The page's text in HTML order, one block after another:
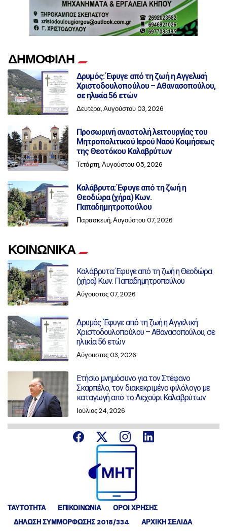
ΔΗΜΟΦΙΛΗ
Δρυμός: Έφυγε από τη ζωή η Αγγελική
Χριστοδουλοπούλου – Αθανασοπούλου,
σε ηλικία 56 ετών
Δευτέρα, Αυγούστου 03, 2026
Προσωρινή αναστολή λειτουργίας του
Μητροπολιτικού Ιερού Ναού Κοιμήσεως
της Θεοτόκου Καλαβρύτων
Τετάρτη, Αυγούστου 05, 2026
Καλάβρυτα: Έφυγε από τη ζωή η
Θεοδώρα (χήρα) Κων.
Παπαδημητροπούλου
Παρασκευή, Αυγούστου 07, 2026
ΚΟΙΝΩΝΙΚΑ
Καλάβρυτα: Έφυγε από τη ζωή η Θεοδώρα
(χήρα) Κων. Παπαδημητροπούλου
Αύγουστος 07, 2026
Δρυμός: Έφυγε από τη ζωή η Αγγελική
Χριστοδουλοπούλου – Αθανασοπούλου, σε
ηλικία 56 ετών
Αύγουστος 03, 2026
Ετήσιο μνημόσυνο για τον Στέφανο
Σκαρπέλο, τον διακεκριμένο φιλόλογο με
καταγωγή από το Λεχούρι Καλαβρύτων
Ιούλιος 24, 2026
ΤΑΥΤΟΤΗΤΑ ΕΠΙΚΟΙΝΩΝΙΑ
ΟΡΟΙ ΧΡΗΣΗΣ
ΔΉΛΩΣΗ ΣΥΜΜΌΡΦΩΣΗΣ 2018/334
ΑΡΧΙΚΗ ΣΕΛΙΔΑ